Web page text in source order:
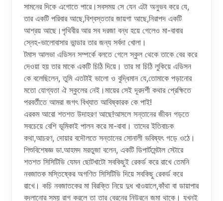
সামনের দিকে এগোতে পারে।সবসময় সে যেন এটা অনুভব করে যে,
তার একটি পরিবার আছে,বিশ্বস্ততার জায়গা আছে,নিরাপদ একটি
আশ্রয় আছে।পৃথিবীর আর সব দরজা বন্ধ হয়ে গেলেও মা-বাবার
স্নেহ-ভালোবাসার ভান্ডার তার জন্য সর্বদা খোলা।
টমাস আলভা এডিসন সম্পর্কে বলতে গেলে স্কুল থেকে তাকে বের করে
দেওয়া হয় তার মাকে একটি চিঠি দিয়ে। তার মা চিঠি লুকিয়ে এডিসন
কে বলেছিলেন, তুমি এতটাই ভালো ও বুদ্ধিমান যে,তোমাকে পড়ানোর
মতো যোগ্যতা ঐ স্কুলের নেই।মায়ের সেই দূরদর্শী কথার প্রেক্ষিতে
পরবর্তীতে আমরা জগৎ বিখ্যাত আবিষ্কারক কে পাই!
এরকম আরো শতশত উদাহরণ আছে!আসলে সন্তানের জীবন গড়তে
সবচেয়ে বেশি ভূমিকাই পালন করে মা-বাবা। তাদের ইতিবাচক
কথা,আচরণ, দোয়ার বদৌলতে সন্তানের সোনালী ভবিষ্যৎ গড়ে ওঠে।
শিশুবিশেষজ্ঞ ডা.আহমদ মরতুজা বলেন, একটি ডিপার্টমেন্টাল স্টোরে
শতশত সিসিটিভি যেমন ছোটখাটো সবকিছুই রেকর্ড করে রাখে তেমনি
নবজাতক মস্তিষ্কের অগণিত সিসিটিভি দিয়ে সবকিছু রেকর্ড করে
রাখে। কচি নবজাতকের মা বিরক্তি নিয়ে দুধ খাওয়ালে,কাঁথা বা ডায়াপার
বদলানোর সময় রাগ করলে তা তার ব্রেনের নিউরনে জমা থাকে। যখনই